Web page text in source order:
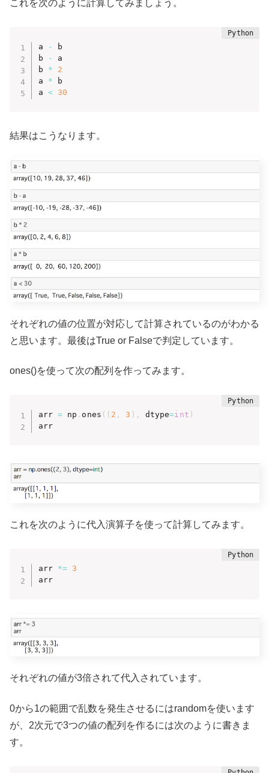
これを次のように計算してみましょう。
a -
b
b
-
a
b *
2
a * b
a < 30
結果はこうなります。
それぞれの値の位置が対応して計算されているのがわかる
と思います。最後はTrue or Falseで判定しています。
ones()を使って次の配列を作ってみます。
arr = np . ones ( ( 2 , 3 ) , dtype=int )
arr
これを次のように代入演算子を使って計算してみます。
arr *= 3
arr
それぞれの値が3倍されて代入されています。
0から1の範囲で乱数を発生させるにはrandomを使います
が、2次元で3つの値の配列を作るには次のように書きま
す。